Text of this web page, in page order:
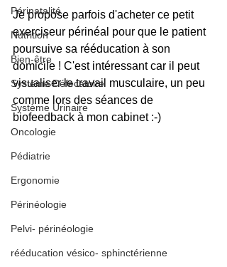
Périnatalité
Nutrition
Bien-être
Système Défecatoire
Système Urinaire
Oncologie
Pédiatrie
Ergonomie
Périnéologie
Pelvi- périnéologie
rééducation vésico- sphinctérienne
Je propose parfois d'acheter ce petit
exerciseur périnéal pour que le patient
poursuive sa rééducation à son
domicile ! C'est intéressant car il peut
visualiser le travail musculaire, un peu
comme lors des séances de
biofeedback à mon cabinet :-)